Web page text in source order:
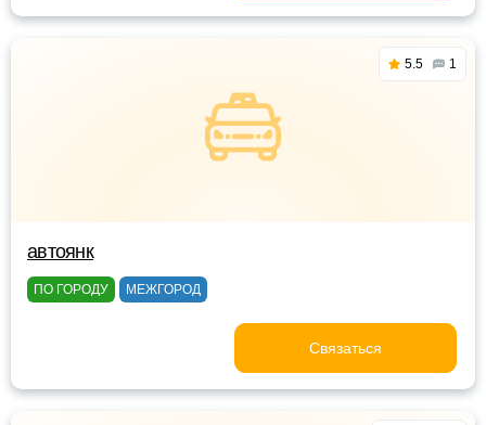
5.5 1
автоянк
ПО ГОРОДУ МЕЖГОРОД
Связаться